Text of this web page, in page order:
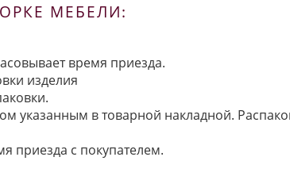
МЕБЕЛИ:
время приезда.
изделия
указанным в товарной накладной.
приезда с покупателем.